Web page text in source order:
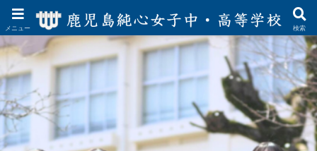
メニュー 検索